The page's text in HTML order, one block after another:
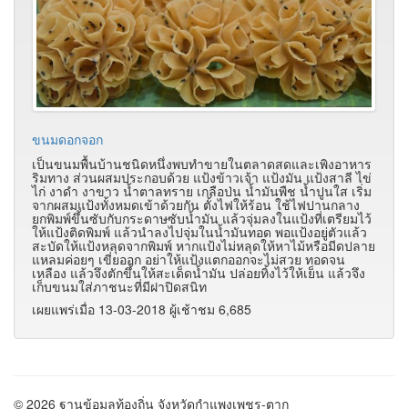
ขนมดอกจอก
เป็นขนมพื้นบ้านชนิดหนึ่งพบทำขายในตลาดสดและเพิงอาหาร
ริมทาง ส่วนผสมประกอบด้วย แป้งข้าวเจ้า แป้งมัน แป้งสาลี ไข่
ไก่ งาดำ งาขาว น้ำตาลทราย เกลือป่น น้ำมันพืช น้ำปูนใส เริ่ม
จากผสมแป้งทั้งหมดเข้าด้วยกัน ตั้งไฟให้ร้อน ใช้ไฟปานกลาง
ยกพิมพ์ขึ้นซับกับกระดาษซับน้ำมัน แล้วจุ่มลงในแป้งที่เตรียมไว้
ให้แป้งติดพิมพ์ แล้วนำลงไปจุ่มในน้ำมันทอด พอแป้งอยู่ตัวแล้ว
สะบัดให้แป้งหลุดจากพิมพ์ หากแป้งไม่หลุดให้หาไม้หรือมีดปลาย
แหลมค่อยๆ เขี่ยออก อย่าให้แป้งแตกออกจะไม่สวย ทอดจน
เหลือง แล้วจึงตักขึ้นให้สะเด็ดน้ำมัน ปล่อยทิ้งไว้ให้เย็น แล้วจึง
เก็บขนมใส่ภาชนะที่มีฝาปิดสนิท
เผยแพร่เมื่อ 13-03-2018 ผู้เช้าชม 6,685
© 2026 ฐานข้อมูลท้องถิ่น จังหวัดกำแพงเพชร-ตาก